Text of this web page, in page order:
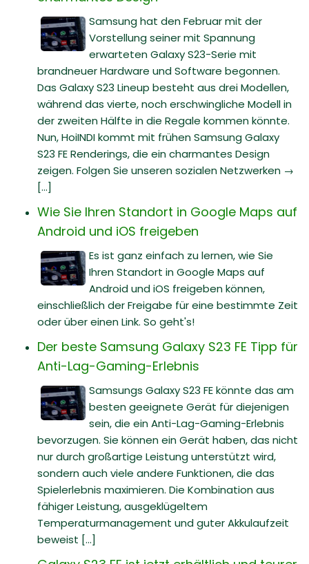
Samsung hat den Februar mit der
Vorstellung seiner mit Spannung
erwarteten Galaxy S23-Serie mit
brandneuer Hardware und Software begonnen.
Das Galaxy S23 Lineup besteht aus drei Modellen,
während das vierte, noch erschwingliche Modell in
der zweiten Hälfte in die Regale kommen könnte.
Nun, HoiINDI kommt mit frühen Samsung Galaxy
S23 FE Renderings, die ein charmantes Design
zeigen. Folgen Sie unseren sozialen Netzwerken →
[...]
Wie Sie Ihren Standort in Google Maps auf
Android und iOS freigeben
Es ist ganz einfach zu lernen, wie Sie
Ihren Standort in Google Maps auf
Android und iOS freigeben können,
einschließlich der Freigabe für eine bestimmte Zeit
oder über einen Link. So geht's!
Der beste Samsung Galaxy S23 FE Tipp für
Anti-Lag-Gaming-Erlebnis
Samsungs Galaxy S23 FE könnte das am
besten geeignete Gerät für diejenigen
sein, die ein Anti-Lag-Gaming-Erlebnis
bevorzugen. Sie können ein Gerät haben, das nicht
nur durch großartige Leistung unterstützt wird,
sondern auch viele andere Funktionen, die das
Spielerlebnis maximieren. Die Kombination aus
fähiger Leistung, ausgeklügeltem
Temperaturmanagement und guter Akkulaufzeit
beweist [...]